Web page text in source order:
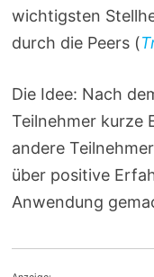
wichtigsten
durch die Peers (
Die Idee: Nach
Teilnehmer kurze
andere
über positive
Anwendung